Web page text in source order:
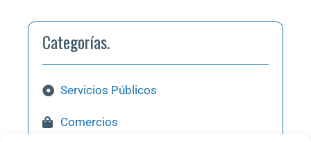
Categorías.
Servicios Públicos
Comercios